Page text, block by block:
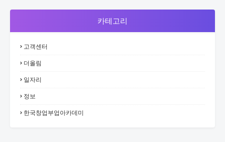
카테고리
고객센터
더올림
일자리
정보
한국창업부업아카데미